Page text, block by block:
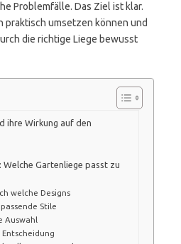
Problemfälle. Das Ziel ist klar.
praktisch umsetzen können und
die richtige Liege bewusst
ihre Wirkung auf den
Gartenliege passt zu
welche Designs
Stile
Auswahl